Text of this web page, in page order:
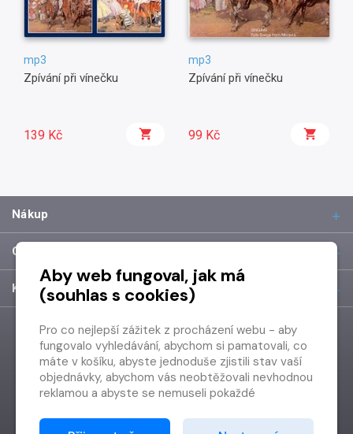
mp3
Zpívání při vínečku
139 Kč
mp3
Zpívání při vínečku
99 Kč
Nákup
O společnosti
Kontakt
Aby web fungoval, jak má
(souhlas s cookies)
Pro co nejlepší zážitek z procházení webu - aby
fungovalo vyhledávání, abychom si pamatovali, co
máte v košíku, abyste jednoduše zjistili stav vaší
objednávky, abychom vás neobtěžovali nevhodnou
reklamou a abyste se nemuseli pokaždé